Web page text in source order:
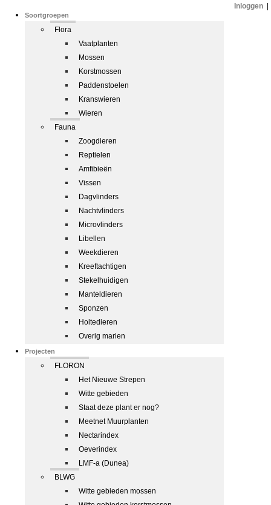
Soortgroepen
Flora
Vaatplanten
Mossen
Korstmossen
Paddenstoelen
Kranswieren
Wieren
Fauna
Zoogdieren
Reptielen
Amfibieën
Vissen
Dagvlinders
Nachtvlinders
Microvlinders
Libellen
Weekdieren
Kreeftachtigen
Stekelhuidigen
Manteldieren
Sponzen
Holtedieren
Overig marien
Projecten
FLORON
Het Nieuwe Strepen
Witte gebieden
Staat deze plant er nog?
Meetnet Muurplanten
Nectarindex
Oeverindex
LMF-a (Dunea)
BLWG
Witte gebieden mossen
Inloggen